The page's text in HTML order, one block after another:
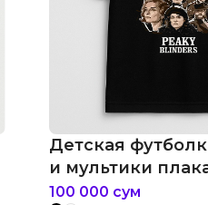
Детская
и мультики
козырьки
100 000 сум